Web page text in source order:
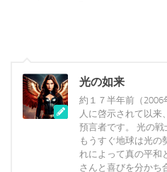
光の如来
約１７半年前（
人に啓示されて以来
預言者です。 光の戦
もうすぐ地球は光の
れによって真の平和
さんと喜びを分かち